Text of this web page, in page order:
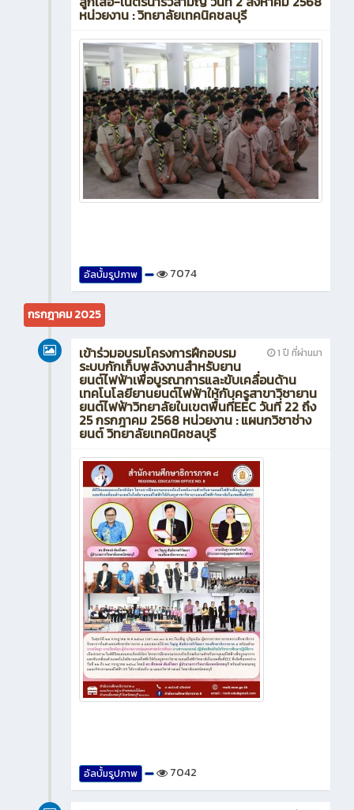
หน่วยงาน : วิทยาลัยเทคนิคชลบุรี
อัลบั้มรูปภาพ 7074
กรกฎาคม 2025
1 ปี ที่ผ่านมา
เข้าร่วมอบรมโครงการฝึกอบรม
ระบบกักเก็บพลังงานสำหรับยาน
ยนต์ไฟฟ้าเพื่อบูรณาการและขับเคลื่อนด้าน
เทคโนโลยียานยนต์ไฟฟ้าให้กับครูสาขาวิชายาน
ยนต์ไฟฟ้าวิทยาลัยในเขตพื้นที่EEC วันที่ 22 ถึง
25 กรกฎาคม 2568 หน่วยงาน : แผนกวิชาช่าง
ยนต์ วิทยาลัยเทคนิคชลบุรี
อัลบั้มรูปภาพ 7042